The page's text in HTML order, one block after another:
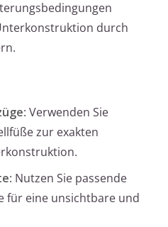
durch
: Verwenden Sie
zur exakten
: Nutzen Sie passende
für eine unsichtbare und